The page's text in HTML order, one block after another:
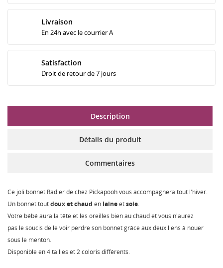
Livraison
En 24h avec le courrier A
Satisfaction
Droit de retour de 7 jours
Description
Détails du produit
Commentaires
Ce joli bonnet Radler de chez Pickapooh vous accompagnera tout l'hiver.
Un bonnet toutdoux et chaud en laineetsoie.
Votre bébé aura la tête et les oreilles bien au chaud et vous n'aurez
pas le soucis de le voir perdre son bonnet grâce aux deux liens à nouer
sous le menton.
Disponible en 4 tailles et 2 coloris différents.